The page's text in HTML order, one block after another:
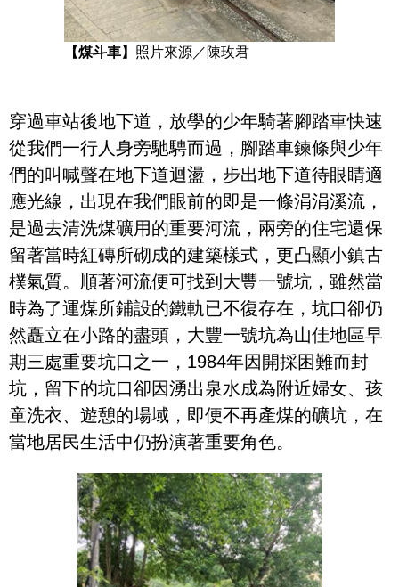
【煤斗車】 照片來源／陳玫君
穿過車站後地下道，放學的少年騎著腳踏車快速
從我們一行人身旁馳騁而過，腳踏車鍊條與少年
們的叫喊聲在地下道迴盪，步出地下道待眼睛適
應光線，出現在我們眼前的即是一條涓涓溪流，
是過去清洗煤礦用的重要河流，兩旁的住宅還保
留著當時紅磚所砌成的建築樣式，更凸顯小鎮古
樸氣質。順著河流便可找到大豐一號坑，雖然當
時為了運煤所鋪設的鐵軌已不復存在，坑口卻仍
然矗立在小路的盡頭，大豐一號坑為山佳地區早
期三處重要坑口之一，1984年因開採困難而封
坑，留下的坑口卻因湧出泉水成為附近婦女、孩
童洗衣、遊憩的場域，即便不再產煤的礦坑，在
當地居民生活中仍扮演著重要角色。